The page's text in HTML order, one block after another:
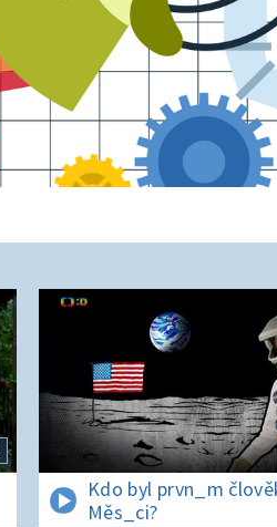
Kdo byl prvn_m
Měs_ci?